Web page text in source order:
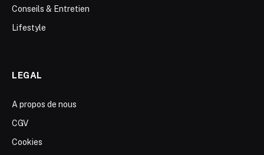
Conseils & Entretien
Lifestyle
LEGAL
A propos de nous
CGV
Cookies